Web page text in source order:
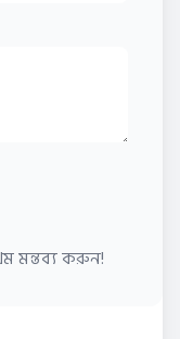
মন্তব্য করুন!